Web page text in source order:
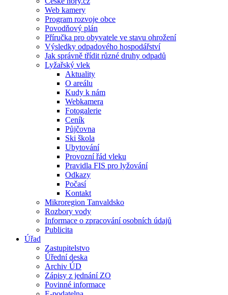
Web kamery
Program rozvoje obce
Povodňový plán
Příručka pro obyvatele ve stavu ohrožení
Výsledky odpadového hospodářství
Jak správně třídit různé druhy odpadů
Lyžařský vlek
Aktuality
O areálu
Kudy k nám
Webkamera
Fotogalerie
Ceník
Půjčovna
Ski škola
Ubytování
Provozní řád vleku
Pravidla FIS pro lyžování
Odkazy
Počasí
Kontakt
Mikroregion Tanvaldsko
Rozbory vody
Informace o zpracování osobních údajů
Publicita
Úřad
Zastupitelstvo
Úřední deska
Archiv ÚD
Zápisy z jednání ZO
Povinné informace